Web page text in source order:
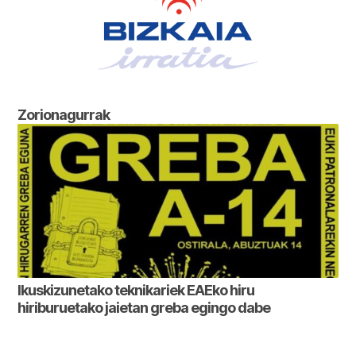
Zorionagurrak
Ikuskizunetako teknikariek EAEko hiru
hiriburuetako jaietan greba egingo dabe